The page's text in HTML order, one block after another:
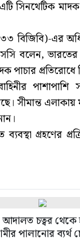
সিনথেটিক
বিজিবি)-এর
বলেন, ভারতের
পাচার
পাশাপাশি
সীমান্ত
গ্রহণের
আদালত চত্বর থেকে
পালানোর ব্যর্থ